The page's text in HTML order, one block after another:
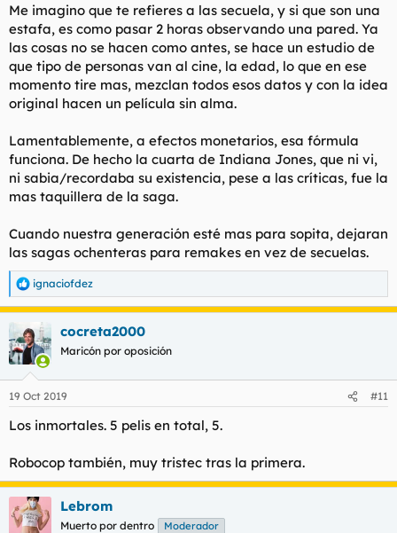
Me imagino que te refieres a las secuela, y si que son una
estafa, es como pasar 2 horas observando una pared. Ya
las cosas no se hacen como antes, se hace un estudio de
que tipo de personas van al cine, la edad, lo que en ese
momento tire mas, mezclan todos esos datos y con la idea
original hacen un película sin alma.
Lamentablemente, a efectos monetarios, esa fórmula
funciona. De hecho la cuarta de Indiana Jones, que ni vi,
ni sabia/recordaba su existencia, pese a las críticas, fue la
mas taquillera de la saga.
Cuando nuestra generación esté mas para sopita, dejaran
las sagas ochenteras para remakes en vez de secuelas.
R
e
a
c
c
i
e
:
ignaciofdez
cocreta2000
Maricón por oposición
19 Oct 2019 #11
Los inmortales. 5 pelis en total, 5.
Robocop también, muy tristec tras la primera.
Lebrom
Muerto por dentro Moderador